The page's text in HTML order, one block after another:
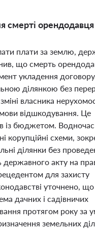
смерті орендодавця
плати за землю,
що смерть
укладення
ділянкою без
власника
відшкодування. Це
із бюджетом. Водночас
корупційні схеми,
ділянки без
державного акту на
для захисту
уточнено, що
дачних і садівничих
протягом року за
земельних